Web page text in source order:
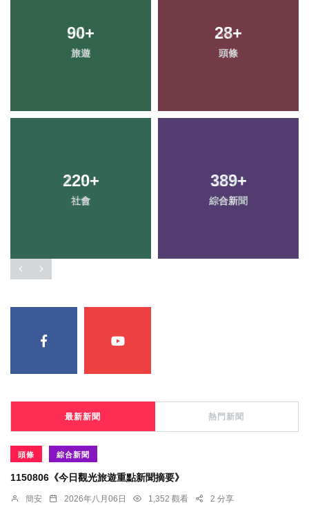
90+
旅遊
28+
頭條
220+
社會
389+
綜合新聞
最新新聞 熱門新聞
頭條 綜合新聞
1150806《今日觀光旅遊重點新聞摘要》
簡安 2026年八月06日 1,352 觀看 2 分享